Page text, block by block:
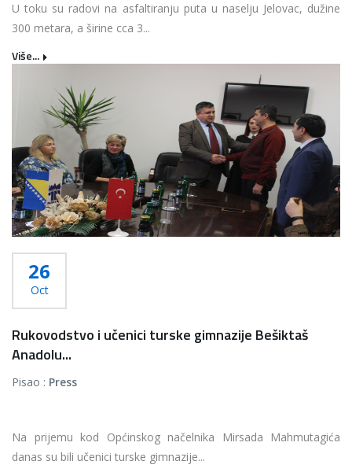
U toku su radovi na asfaltiranju puta u naselju Jelovac, dužine
300 metara, a širine cca 3...
Više...
26
Oct
Rukovodstvo i učenici turske gimnazije Bešiktaš
Anadolu...
Pisao : Press
Na prijemu kod Općinskog načelnika Mirsada Mahmutagića
danas su bili učenici turske gimnazije...